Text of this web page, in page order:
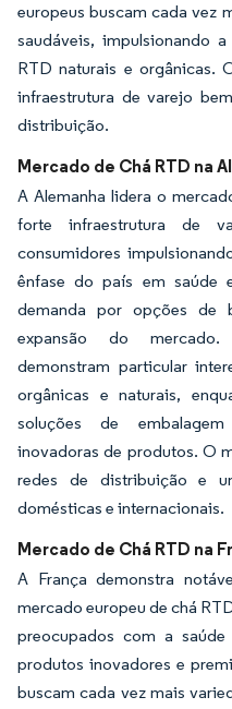
europeus buscam cada vez
saudáveis, impulsionando
RTD naturais e orgânicas.
infraestrutura de varejo
distribuição.
Mercado de Chá RTD na
A Alemanha lidera o
forte infraestrutura de
consumidores
ênfase do país em saúde
demanda por opções de
expansão do mercado.
demonstram particular
orgânicas e naturais,
soluções de
inovadoras de produtos. O
redes de distribuição e
domésticas e internacionais.
Mercado de Chá RTD na
A França demonstra
mercado europeu de chá
preocupados com a
produtos inovadores e
buscam cada vez mais